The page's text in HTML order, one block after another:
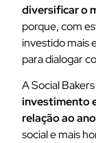
diversificar o
porque, com
investido mais
para dialogar
A Social
investimento
relação ao
social e mais